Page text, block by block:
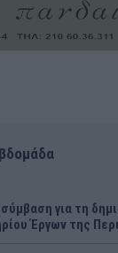
για τη
Έργων της